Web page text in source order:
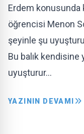
Erdem
öğrencisi Menon
şeyinle şu
Bu balık kendisine
uyuşturur…
YAZININ DEVAMI